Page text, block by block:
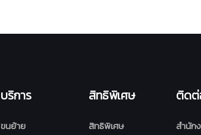
บริการ
ขนย้าย
สิทธิพิเศษ
สิทธิพิเศษ
ติดต่
สำนัก